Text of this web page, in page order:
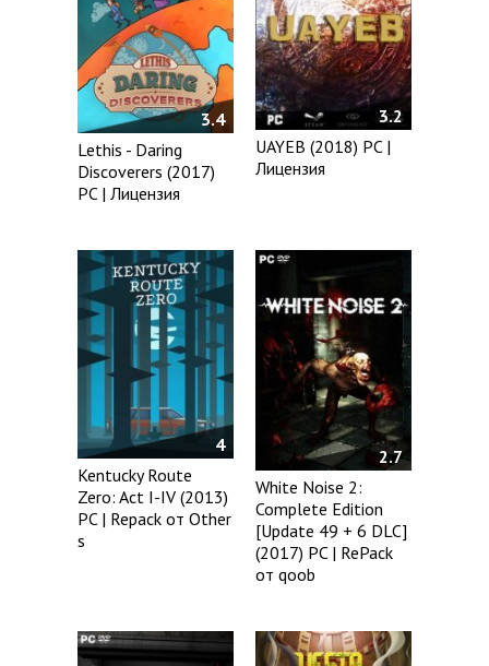
3.4
Lethis - Daring
Discoverers (2017)
PC | Лицензия
3.2
UAYEB (2018) PC |
Лицензия
4
Kentucky Route
Zero: Act I-IV (2013)
PC | Repack от Other
s
2.7
White Noise 2:
Complete Edition
[Update 49 + 6 DLC]
(2017) PC | RePack
от qoob